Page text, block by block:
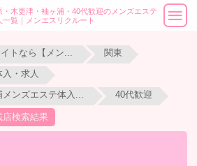
・木更津・袖ヶ浦・40代歓迎のメンズエステ
一覧｜メンエスリクルート
関東
・求人
40代歓迎
店検索結果